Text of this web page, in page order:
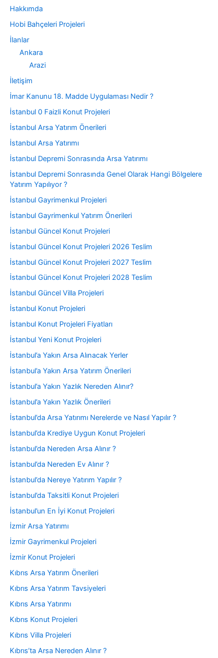
Hakkımda
Hobi Bahçeleri Projeleri
İlanlar
Ankara
Arazi
İletişim
İmar Kanunu 18. Madde Uygulaması Nedir ?
İstanbul 0 Faizli Konut Projeleri
İstanbul Arsa Yatırım Önerileri
İstanbul Arsa Yatırımı
İstanbul Depremi Sonrasında Arsa Yatırımı
İstanbul Depremi Sonrasında Genel Olarak Hangi Bölgelere
Yatırım Yapılıyor ?
İstanbul Gayrimenkul Projeleri
İstanbul Gayrimenkul Yatırım Önerileri
İstanbul Güncel Konut Projeleri
İstanbul Güncel Konut Projeleri 2026 Teslim
İstanbul Güncel Konut Projeleri 2027 Teslim
İstanbul Güncel Konut Projeleri 2028 Teslim
İstanbul Güncel Villa Projeleri
İstanbul Konut Projeleri
İstanbul Konut Projeleri Fiyatları
İstanbul Yeni Konut Projeleri
İstanbul’a Yakın Arsa Alınacak Yerler
İstanbul’a Yakın Arsa Yatırım Önerileri
İstanbul’a Yakın Yazlık Nereden Alınır?
İstanbul’a Yakın Yazlık Önerileri
İstanbul’da Arsa Yatırımı Nerelerde ve Nasıl Yapılır ?
İstanbul’da Krediye Uygun Konut Projeleri
İstanbul’da Nereden Arsa Alınır ?
İstanbul’da Nereden Ev Alınır ?
İstanbul’da Nereye Yatırım Yapılır ?
İstanbul’da Taksitli Konut Projeleri
İstanbul’un En İyi Konut Projeleri
İzmir Arsa Yatırımı
İzmir Gayrimenkul Projeleri
İzmir Konut Projeleri
Kıbrıs Arsa Yatırım Önerileri
Kıbrıs Arsa Yatırım Tavsiyeleri
Kıbrıs Arsa Yatırımı
Kıbrıs Konut Projeleri
Kıbrıs Villa Projeleri
Kıbrıs’ta Arsa Nereden Alınır ?